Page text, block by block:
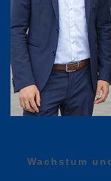
Wachstum